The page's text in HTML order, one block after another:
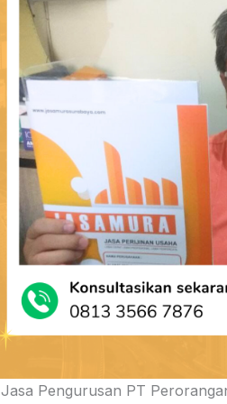
Jasa Pengurusan PT